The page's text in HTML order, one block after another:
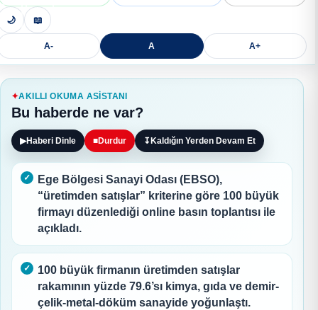
🌙 📖
A- A A+
AKILLI OKUMA ASISTANI
Bu haberde ne var?
▶Haberi Dinle ■Durdur ↧ Kaldığın Yerden Devam Et
Ege Bölgesi Sanayi Odası (EBSO),
“üretimden satışlar” kriterine göre 100 büyük
firmayı düzenlediği online basın toplantısı ile
açıkladı.
100 büyük firmanın üretimden satışlar
rakamının yüzde 79.6’sı kimya, gıda ve demir-
çelik-metal-döküm sanayide yoğunlaştı.